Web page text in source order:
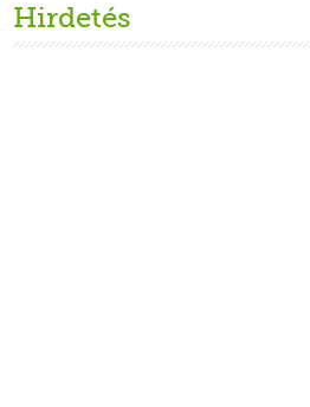
Hirdetés